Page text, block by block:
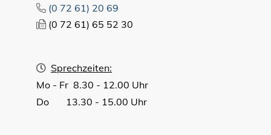
(0 72 61) 20 69
(0 72 61) 65 52 30
Sprechzeiten:
Mo - Fr 8.30 - 12.00 Uhr
Do 13.30 - 15.00 Uhr